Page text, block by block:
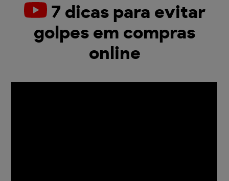
7 dicas para evitar
golpes em compras
online